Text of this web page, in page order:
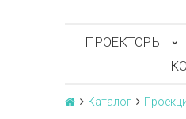
ПРОЕКТОРЫ
Каталог